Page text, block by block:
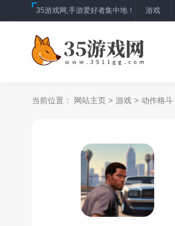
35游戏网,手游爱好者集中地！ 游戏
当前位置： 网站主页 > 游戏 > 动作格斗